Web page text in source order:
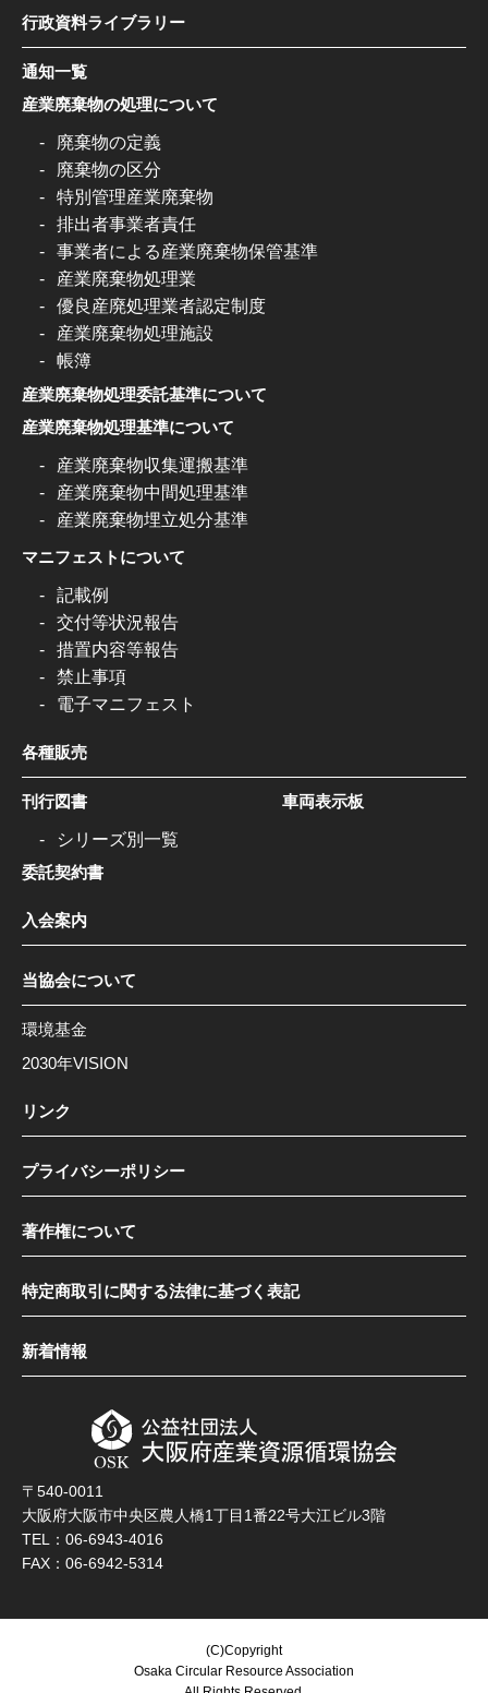
行政資料ライブラリー
通知一覧
産業廃棄物の処理について
廃棄物の定義
廃棄物の区分
特別管理産業廃棄物
排出者事業者責任
事業者による産業廃棄物保管基準
産業廃棄物処理業
優良産廃処理業者認定制度
産業廃棄物処理施設
帳簿
産業廃棄物処理委託基準について
産業廃棄物処理基準について
産業廃棄物収集運搬基準
産業廃棄物中間処理基準
産業廃棄物埋立処分基準
マニフェストについて
記載例
交付等状況報告
措置内容等報告
禁止事項
電子マニフェスト
各種販売
刊行図書
シリーズ別一覧
委託契約書
車両表示板
入会案内
当協会について
環境基金
2030年VISION
リンク
プライバシーポリシー
著作権について
特定商取引に関する法律に基づく表記
新着情報
〒540-0011
大阪府大阪市中央区農人橋1丁目1番22号大江ビル3階
TEL：06-6943-4016
FAX：06-6942-5314
(C)Copyright
Osaka Circular Resource Association